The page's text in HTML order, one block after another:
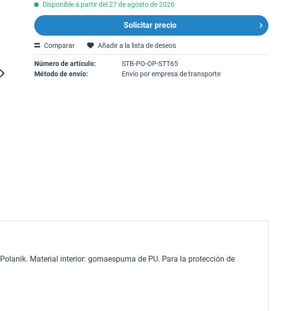
Disponible a partir del 27 de agosto de 2026
Solicitar precio
Comparar Añadir a la lista de deseos
Número de artículo:
STB-PO-OP-STT65
Método de envío:
Envío por empresa de transporte
Material interior: gomaespuma de PU. Para la protección de